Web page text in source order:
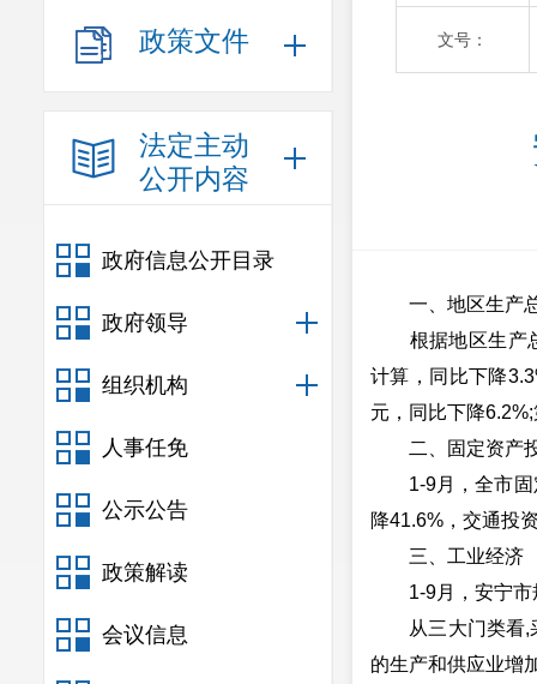
政策文件
法定主动
公开内容
政府信息公开目录
政府领导
组织机构
人事任免
公示公告
政策解读
会议信息
文号：
一、地区生产
根据地区生产总
计算，同比下降
元，同比下降
二、固定资产
1-9月，全市固定
降41.6%，交通投
三、工业经济
1-9月，安宁市规
从三大门类看,采
的生产和供应业增